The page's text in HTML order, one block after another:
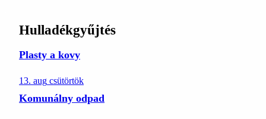
Hulladékgyűjtés
Plasty a kovy
13. aug csütörtök
Komunálny odpad